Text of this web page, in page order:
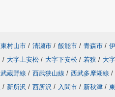
東村山市 / 清瀬市 / 飯能市 / 青森市 /
/ 大字上安松 / 大字下安松 / 若狭 / 大
武蔵野線 / 西武狭山線 / 西武多摩湖線 /
/ 新所沢 / 西所沢 / 入間市 / 新秋津 /